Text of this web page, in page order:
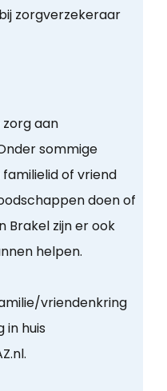
zorgverzekeraar
aan
sommige
of vriend
doen of
Brakel zijn er ook
helpen.
vriendenkring
in huis